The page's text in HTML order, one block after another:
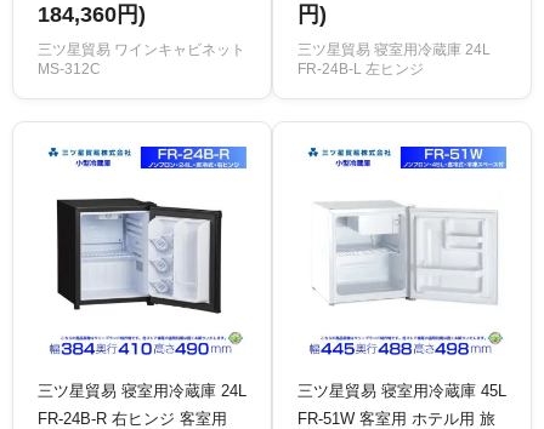
184,360円)
三ツ星貿易 ワインキャビネット
MS-312C
円)
三ツ星貿易 寝室用冷蔵庫 24L
FR-24B-L 左ヒンジ
三ツ星貿易 寝室用冷蔵庫 24L
FR-24B-R 右ヒンジ 客室用
三ツ星貿易 寝室用冷蔵庫 45L
FR-51W 客室用 ホテル用 旅